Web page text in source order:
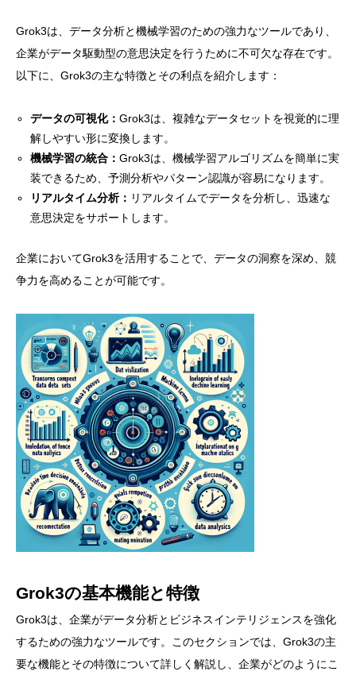
Grok3は、データ分析と機械学習のための強力なツールであり、
企業がデータ駆動型の意思決定を行うために不可欠な存在です。
以下に、Grok3の主な特徴とその利点を紹介します：
データの可視化：Grok3は、複雑なデータセットを視覚的に理
解しやすい形に変換します。
機械学習の統合：Grok3は、機械学習アルゴリズムを簡単に実
装できるため、予測分析やパターン認識が容易になります。
リアルタイム分析： リアルタイムでデータを分析し、迅速な
意思決定をサポートします。
企業においてGrok3を活用することで、データの洞察を深め、競
争力を高めることが可能です。
Grok3の基本機能と特徴
Grok3は、企業がデータ分析とビジネスインテリジェンスを強化
するための強力なツールです。このセクションでは、Grok3の主
要な機能とその特徴について詳しく解説し、企業がどのようにこ